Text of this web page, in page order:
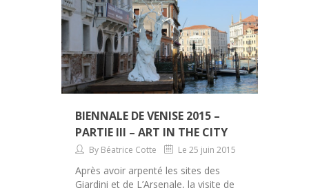
BIENNALE DE VENISE 2015 –
PARTIE III – ART IN THE CITY
By Béatrice Cotte Le 25 juin 2015
Après avoir arpenté les sites des
Giardini et de L’Arsenale, la visite de